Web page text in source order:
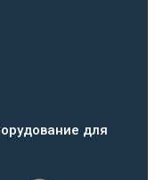
для